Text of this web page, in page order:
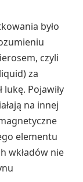
było
czyli
za
lukę. Pojawiły
na innej
elementu
wkładów nie